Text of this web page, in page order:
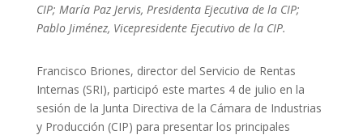
CIP; María Paz Jervis, Presidenta Ejecutiva de la CIP;
Pablo Jiménez, Vicepresidente Ejecutivo de la CIP.
Francisco Briones, director del Servicio de Rentas
Internas (SRI), participó este martes 4 de julio en la
sesión de la Junta Directiva de la Cámara de Industrias
y Producción (CIP) para presentar los principales